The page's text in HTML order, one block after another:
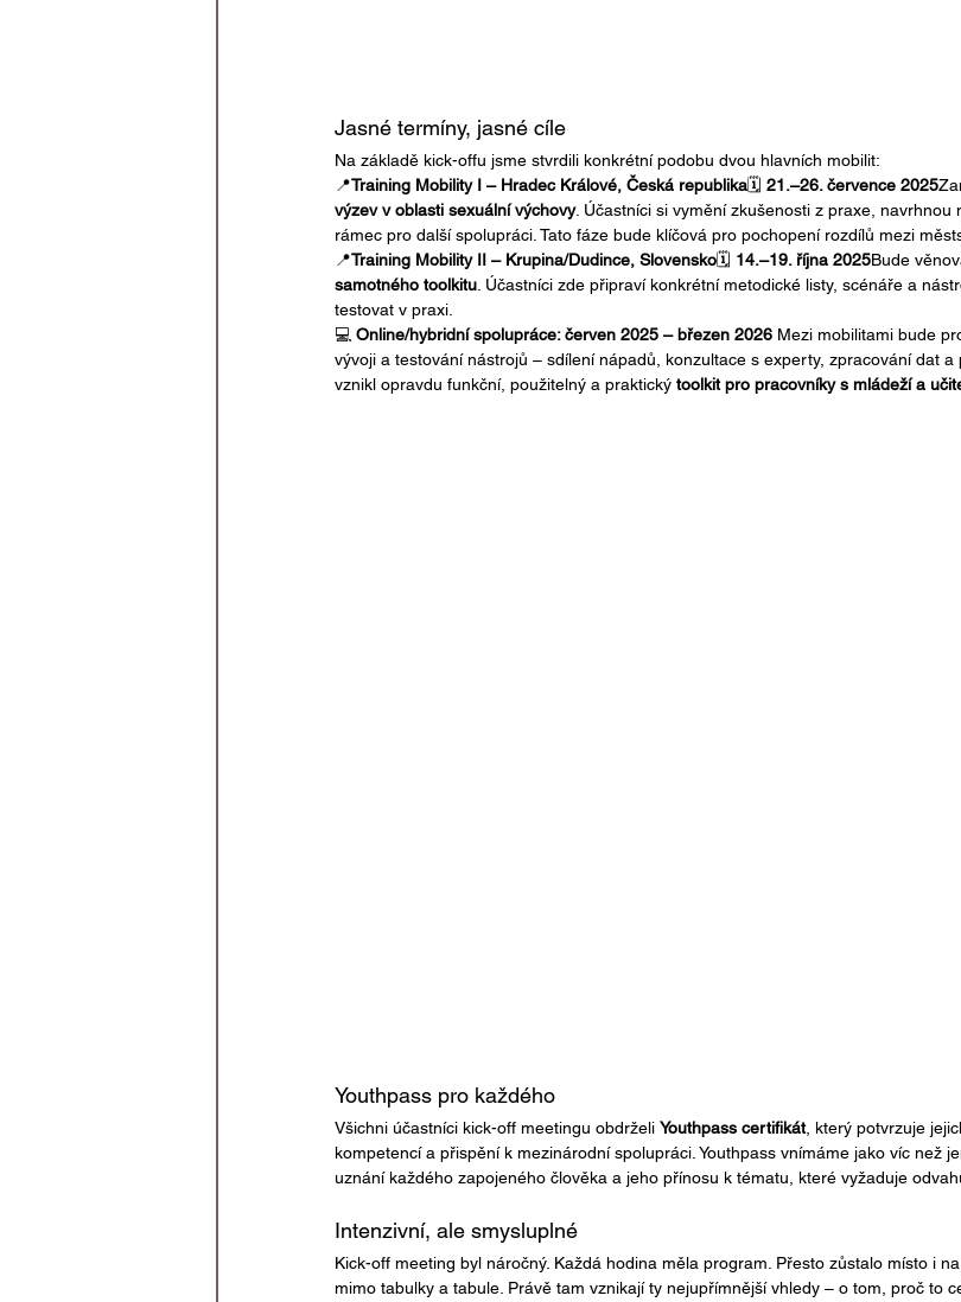
Jasné termíny, jasné cíle
Na základě kick-offu jsme stvrdili konkrétní podobu dvou hlavních mobilit:
📍Training Mobility I – Hradec Králové, Česká republika🗓️ 21.–26. července 2025
výzev v oblasti sexuální výchovy. Účastníci si vymění zkušenosti z praxe,
rámec pro další spolupráci. Tato fáze bude klíčová pro pochopení rozdílů mezi
📍Training Mobility II – Krupina/Dudince, Slovensko🗓️ 14.–19. října 2025Bude
samotného toolkitu . Účastníci zde připraví konkrétní metodické listy, scénáře a
testovat v praxi.
💻 Online/hybridní spolupráce: červen 2025 – březen 2026 Mezi mobilitami bude
vývoji a testování nástrojů – sdílení nápadů, konzultace s experty, zpracování dat
vznikl opravdu funkční, použitelný a praktický toolkit pro pracovníky s mládeží a
Youthpass pro každého
Všichni účastníci kick-off meetingu obdrželi Youthpass certifikát, který potvrzuje
kompetencí a přispění k mezinárodní spolupráci. Youthpass vnímáme jako víc než
uznání každého zapojeného člověka a jeho přínosu k tématu, které vyžaduje
Intenzivní, ale smysluplné
Kick-off meeting byl náročný. Každá hodina měla program. Přesto zůstalo místo i
mimo tabulky a tabule. Právě tam vznikají ty nejupřímnější vhledy – o tom, proč to